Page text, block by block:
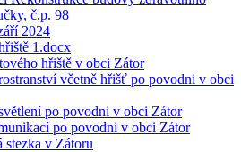
č.p. 98
2024
1.docx
hřiště v obci Zátor
včetně hřišť po povodni v obci
po povodni v obci Zátor
po povodni v obci Zátor
v Zátoru